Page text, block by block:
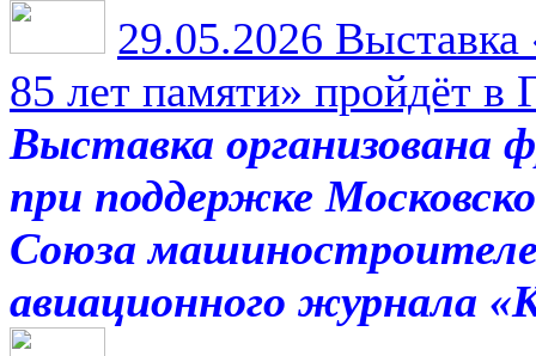
29.05.2026 Выставка
85 лет памяти» пройдёт
Выставка
при поддержке
Союза
авиационного журнала